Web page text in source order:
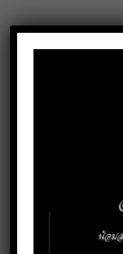
Faculty